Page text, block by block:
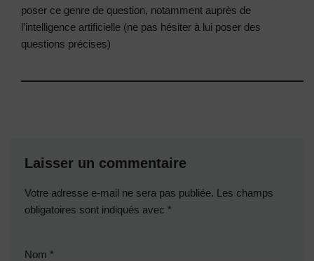
poser ce genre de question, notamment auprès de
l’intelligence artificielle (ne pas hésiter à lui poser des
questions précises)
Laisser un commentaire
Votre adresse e-mail ne sera pas publiée. Les champs
obligatoires sont indiqués avec *
Nom *